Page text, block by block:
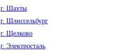
г. Шахты
г. Шлиссельбург
г. Щелково
г. Электросталь